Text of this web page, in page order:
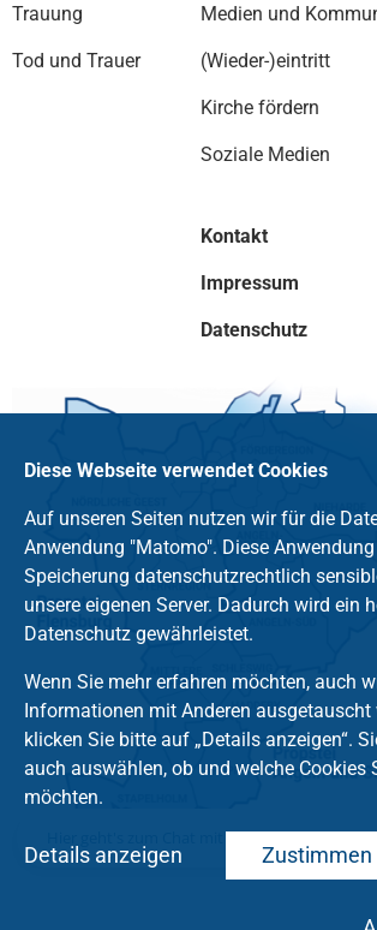
Trauung
Tod und Trauer
Medien und
(Wieder-)eintritt
Kirche fördern
Soziale Medien
Kontakt
Impressum
Datenschutz
Diese Webseite verwendet Cookies
Auf unseren Seiten nutzen wir für die
Anwendung "Matomo". Diese
Speicherung datenschutzrechtlich
unsere eigenen Server. Dadurch wird ein
Datenschutz gewährleistet.
Wenn Sie mehr erfahren möchten, auch
Informationen mit Anderen ausgetauscht
klicken Sie bitte auf „Details anzeigen“.
auch auswählen, ob und welche Cookies
möchten.
Zustimmen
Details anzeigen
Hier geht's zum Chat mit dem Team des